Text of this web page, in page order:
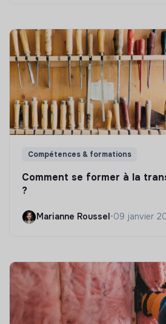
Compétences & formations
Comment se former à la
?
Marianne Roussel •09 janvier